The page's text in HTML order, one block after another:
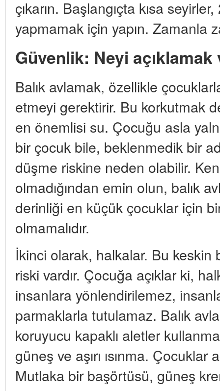
çıkarın. Başlangıçta kısa
yapmamak için yapın. Zamanla
Güvenlik: Neyi
Balık avlamak, özellikle
etmeyi gerektirir. Bu korkutmak
en önemlisi su. Çocuğu asla
bir çocuk bile, beklenmedik bir
düşme riskine neden olabilir.
olmadığından emin olun, balık
derinliği en küçük çocuklar için
olmamalıdır.
İkinci olarak, halkalar. Bu
riski vardır. Çocuğa açıklar ki,
insanlara yönlendirilemez,
parmaklarla tutulamaz. Balık
koruyucu kapaklı aletler
güneş ve aşırı ısınma. Çocuklar
Mutlaka bir başörtüsü, güneş